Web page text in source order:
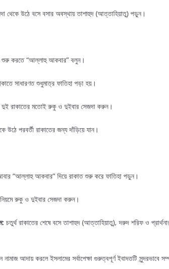
থেকে উঠে বসে বসার অবস্থায় তাশাহুদ (আত্তাহিয়াতু) পড়ুন।
শুরু করতে “আল্লাহু আকবার” বলুন।
সাধারণত শুধুমাত্র ফাতিহা পড়া হয়।
রাকাতের মতোই রুকু ও দুইবার সেজদা করুন।
উঠে পরবর্তী রাকাতের জন্য দাঁড়িয়ে যান।
“আল্লাহু আকবার” দিয়ে রাকাত শুরু করে ফাতিহা পড়ুন।
রুকু ও দুইবার সেজদা করুন।
: চতুর্থ রাকাতের শেষে বসে তাশাহুদ (আত্তাহিয়াতু), দরুদ শরিফ ও
নামাজ আদায় করলে ইসলামের সর্বাপেক্ষা গুরুত্বপূর্ণ ইবাদতটি